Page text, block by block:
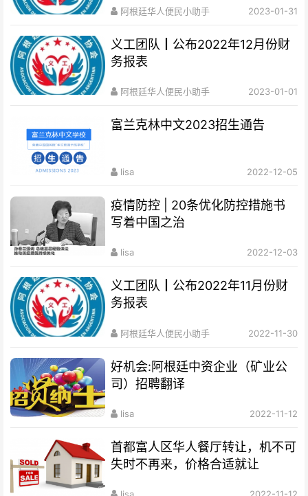
阿根廷华人便民小助手 2023-01-31
义工团队┃公布2022年12月份财
务报表
阿根廷华人便民小助手 2023-01-01
富兰克林中文2023招生通告
lisa 2022-12-05
疫情防控 | 20条优化防控措施书
写着中国之治
lisa 2022-12-03
义工团队┃公布2022年11月份财
务报表
阿根廷华人便民小助手 2022-11-30
好机会:阿根廷中资企业（矿业公
司）招聘翻译
lisa 2022-11-12
首都富人区华人餐厅转让，机不可
失时不再来，价格合适就让